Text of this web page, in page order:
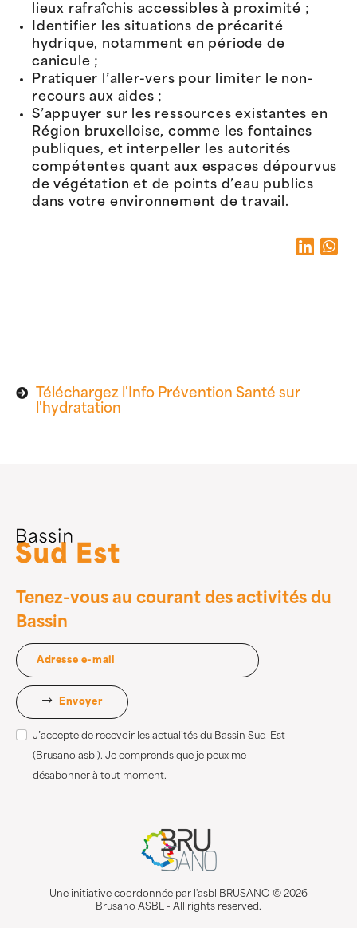
lieux rafraîchis accessibles à proximité ;
Identifier les situations de précarité
hydrique, notamment en période de
canicule ;
Pratiquer l’aller-vers pour limiter le non-
recours aux aides ;
S’appuyer sur les ressources existantes en
Région bruxelloise, comme les fontaines
publiques, et interpeller les autorités
compétentes quant aux espaces dépourvus
de végétation et de points d’eau publics
dans votre environnement de travail.
Téléchargez l'Info Prévention Santé sur
l'hydratation
Tenez-vous au courant des activités du
Bassin
Envoyer
J’accepte de recevoir les actualités du Bassin Sud-Est
(Brusano asbl). Je comprends que je peux me
désabonner à tout moment.
Une initiative coordonnée par l'asbl BRUSANO © 2026
Brusano ASBL - All rights reserved.